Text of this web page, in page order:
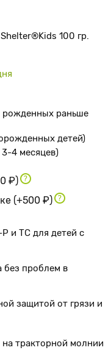
100 гр.
рожденных раньше
детей)
3-4 месяцев)
₽)
(+500 ₽)
и ТС для детей с
без проблем в
защитой от грязи и
тракторной молнии